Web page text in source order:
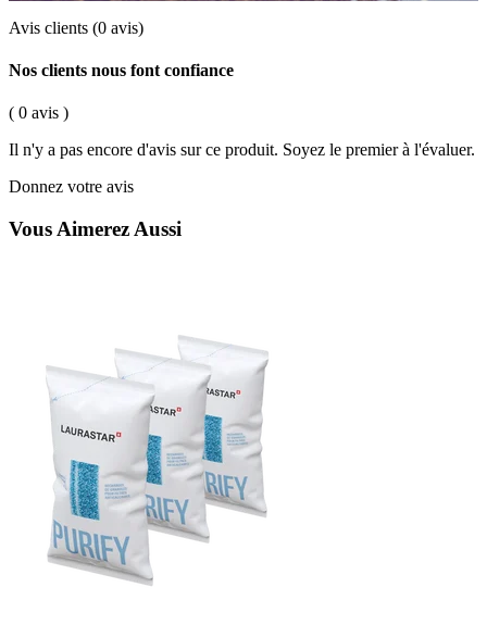
Avis clients (0 avis)
Nos clients nous font confiance
( 0 avis )
Il n'y a pas encore d'avis sur ce produit. Soyez le premier à l'évaluer.
Donnez votre avis
Vous Aimerez Aussi